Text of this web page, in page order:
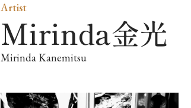
Artist
Mirinda金光
Mirinda Kanemitsu